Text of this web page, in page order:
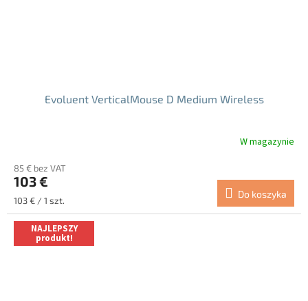
Evoluent VerticalMouse D Medium Wireless
produktu
wynosi
5.0
5
gwiazdek.
W magazynie
85 € bez VAT
103 €
Cena
jednostkowa:
103 € / 1 szt.
Do koszyka
NAJLEPSZY
produkt!